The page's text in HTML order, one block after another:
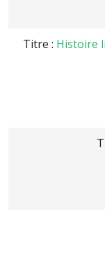
Titre : Histoire